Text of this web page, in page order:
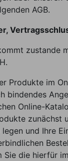
AGB.
zustande
Produkte im
bindendes
Online-
zunächst
und Ihre
Sie die hierfür